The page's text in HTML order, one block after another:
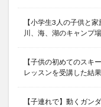
【小学生3人の子供と
川、海、湖のキャンプ
【子供の初めてのスキ
レッスンを受講した結果
【子連れで】動くガン